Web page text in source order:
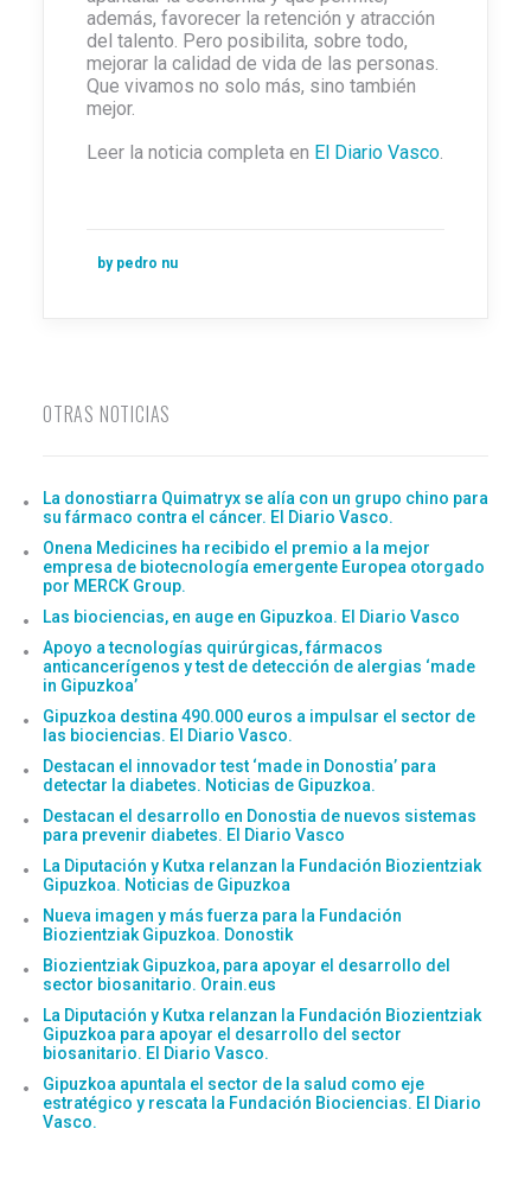
además, favorecer la retención y atracción
del talento. Pero posibilita, sobre todo,
mejorar la calidad de vida de las personas.
Que vivamos no solo más, sino también
mejor.
Leer la noticia completa en El Diario Vasco.
by pedro nu
OTRAS NOTICIAS
La donostiarra Quimatryx se alía con un grupo chino para
su fármaco contra el cáncer. El Diario Vasco.
Onena Medicines ha recibido el premio a la mejor
empresa de biotecnología emergente Europea otorgado
por MERCK Group.
Las biociencias, en auge en Gipuzkoa. El Diario Vasco
Apoyo a tecnologías quirúrgicas, fármacos
anticancerígenos y test de detección de alergias ‘made
in Gipuzkoa’
Gipuzkoa destina 490.000 euros a impulsar el sector de
las biociencias. El Diario Vasco.
Destacan el innovador test ‘made in Donostia’ para
detectar la diabetes. Noticias de Gipuzkoa.
Destacan el desarrollo en Donostia de nuevos sistemas
para prevenir diabetes. El Diario Vasco
La Diputación y Kutxa relanzan la Fundación Biozientziak
Gipuzkoa. Noticias de Gipuzkoa
Nueva imagen y más fuerza para la Fundación
Biozientziak Gipuzkoa. Donostik
Biozientziak Gipuzkoa, para apoyar el desarrollo del
sector biosanitario. Orain.eus
La Diputación y Kutxa relanzan la Fundación Biozientziak
Gipuzkoa para apoyar el desarrollo del sector
biosanitario. El Diario Vasco.
Gipuzkoa apuntala el sector de la salud como eje
estratégico y rescata la Fundación Biociencias. El Diario
Vasco.